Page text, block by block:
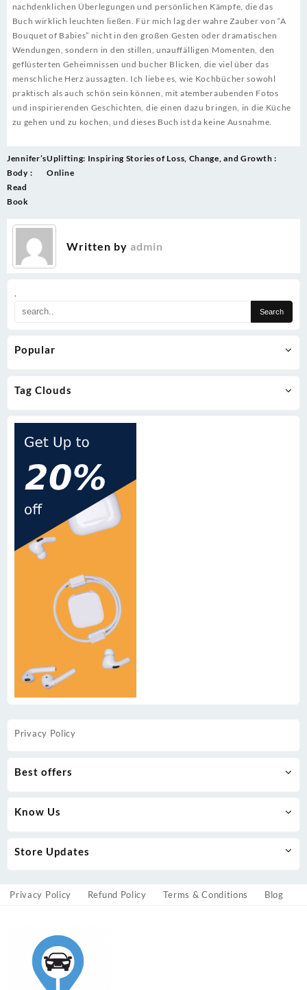
.
Popular
Tag Clouds
nachdenklichen Überlegungen und persönlichen Kämpfe, die das
Buch wirklich leuchten ließen. Für mich lag der wahre Zauber von “A
Bouquet of Babies” nicht in den großen Gesten oder dramatischen
Wendungen, sondern in den stillen, unauffälligen Momenten, den
geflüsterten Geheimnissen und bucher Blicken, die viel über das
menschliche Herz aussagten. Ich liebe es, wie Kochbücher sowohl
praktisch als auch schön sein können, mit atemberaubenden Fotos
und inspirierenden Geschichten, die einen dazu bringen, in die Küche
zu gehen und zu kochen, und dieses Buch ist da keine Ausnahme.
Post
navigation
Jennifer’s
Body :
Read
Book
Uplifting: Inspiring Stories of Loss, Change, and Growth :
Online
Written by admin
Privacy Policy
Best offers
Know Us
Store Updates
Privacy Policy Refund Policy Terms & Conditions Blog